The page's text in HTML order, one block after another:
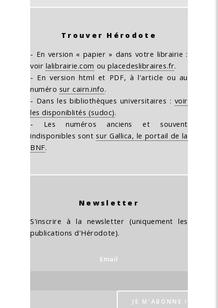
Trouver Hérodote
- En version « papier » dans votre librairie :
voir lalibrairie.com ouplacedeslibraires.fr.
- En version html et PDF, à l'article ou au
numéro sur cairn.info.
- Dans les bibliothèques universitaires : voir
les disponiblités (sudoc).
- Les numéros anciens et souvent
indisponibles sontsur Gallica, le portail de la
BNF.
Newsletter
S'inscrire à la newsletter (uniquement les
publications d'Hérodote).
Email